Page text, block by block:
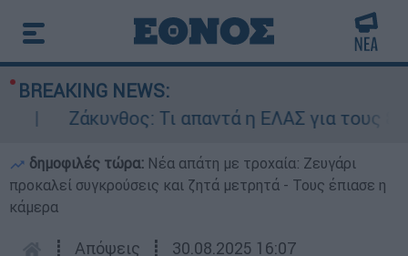
BREAKING NEWS:
Ζάκυνθος: Τι απαντά η ΕΛΑΣ για τους 8
δημοφιλές τώρα: Νέα απάτη με τροχαία: Ζευγάρι
προκαλεί συγκρούσεις και ζητά μετρητά - Τους έπιασε η
κάμερα
┋ Απόψεις ┋ 30.08.2025 16:07